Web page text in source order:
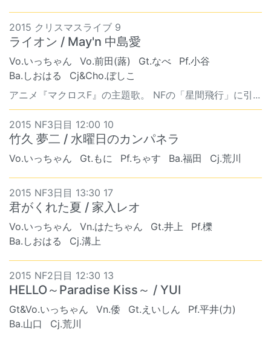
2015 クリスマスライブ 9
ライオン / May'n 中島愛
Vo.いっちゃん Vo.前田(蕗) Gt.なべ
Pf.小谷
Ba.しおはる
Cj&Cho.ぼしこ
アニメ『マクロスF』の主題歌。 NFの「星間飛行」に引...
2015 NF3日目 12:00 10
竹久 夢二 / 水曜日のカンパネラ
Vo.いっちゃん Gt.もに Pf.ちゃす Ba.福田 Cj.荒川
2015 NF3日目 13:30 17
君がくれた夏 / 家入レオ
Vo.いっちゃん Vn.はたちゃん Gt.井上
Pf.櫟
Ba.しおはる
Cj.溝上
2015 NF2日目 12:30 13
HELLO～Paradise Kiss～ / YUI
Gt&Vo.いっちゃん Vn.倭 Gt.えいしん
Pf.平井(力)
Ba.山口
Cj.荒川